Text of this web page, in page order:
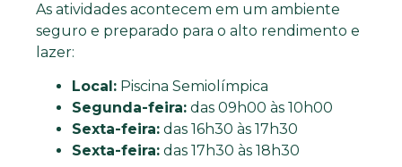
As atividades acontecem em um ambiente
seguro e preparado para o alto rendimento e
lazer:
Local: Piscina Semiolímpica
Segunda-feira: das 09h00 às 10h00
Sexta-feira: das 16h30 às 17h30
Sexta-feira: das 17h30 às 18h30